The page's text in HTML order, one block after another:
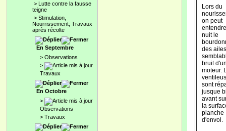
> Lutte contre la fausse
teigne
> Stimulation,
Nourrissement; Travaux
après récolte
En Septembre
> Observations
>
Travaux
En Octobre
>
Observations
> Travaux
Lors du
on peut
nuit le
des ailes
bruit
moteur.
sont
jusque
avant
la
planche
d'envol.